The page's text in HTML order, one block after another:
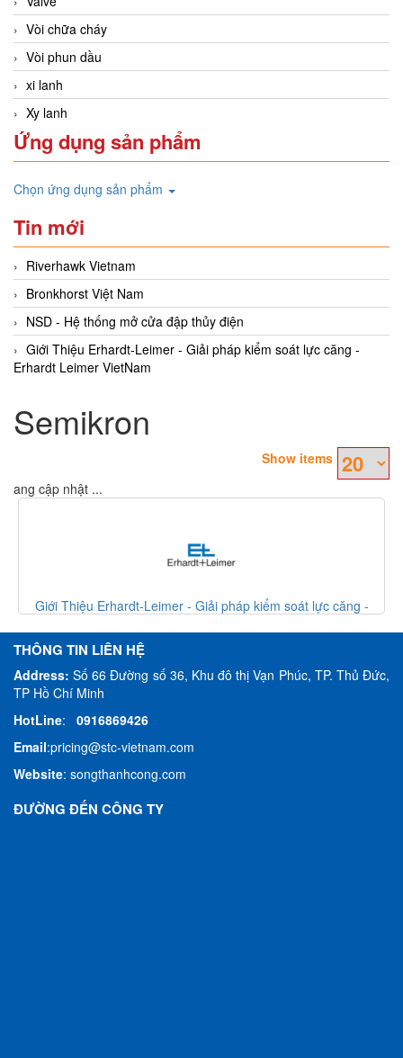
Vòi chữa cháy
Vòi phun dầu
xi lanh
Xy lanh
Ứng dụng sản phẩm
Chọn ứng dụng sản phẩm
Tin mới
Riverhawk Vietnam
Bronkhorst Việt Nam
NSD - Hệ thống mở cửa đập thủy điện
Giới Thiệu Erhardt-Leimer - Giải pháp kiểm soát lực căng -
Erhardt Leimer VietNam
Semikron
Show items
Đang cập nhật ...
Giới Thiệu Erhardt-Leimer - Giải pháp kiểm soát lực căng -
THÔNG TIN LIÊN HỆ
Address:Số 66 Đường số 36, Khu đô thị Vạn Phúc, TP. Thủ Đức,
TP Hồ Chí Minh
HotLine: 0916869426
Email:pricing@stc-vietnam.com
Website: songthanhcong.com
ĐƯỜNG ĐẾN CÔNG TY